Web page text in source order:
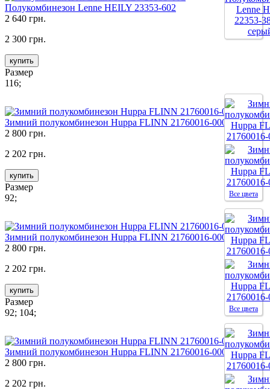
Полукомбинезон Lenne HEILY 23353-602
2 640 грн.
2 300 грн.
купить
Размер
116;
Все цвета
Зимний полукомбинезон Huppa FLINN 21760016-00009
2 800 грн.
2 202 грн.
купить
Размер
92;
Все цвета
Зимний полукомбинезон Huppa FLINN 21760016-00018
2 800 грн.
2 202 грн.
купить
Размер
92; 104;
Зимний полукомбинезон Huppa FLINN 21760016-00086
2 800 грн.
2 202 грн.